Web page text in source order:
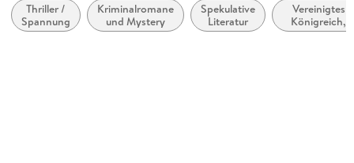
Verlag/Hersteller
Diogenes Verlag AG
Thriller /
Spannung
Kriminalromane
und Mystery
Spekulative
Literatur
Vereinigtes
Königreich,